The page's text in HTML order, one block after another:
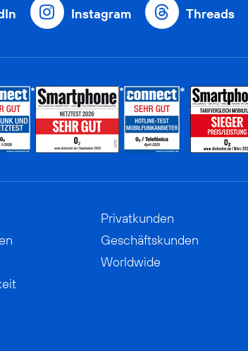
Instagram Threads
Privatkunden
Geschäftskunden
Worldwide